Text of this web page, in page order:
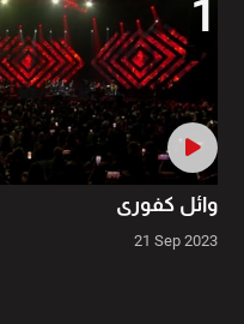
1
وائل كفوري
21 Sep 2023